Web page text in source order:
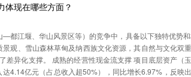
体现在哪些方面？
都江堰、华山风景区等）的竞争中，具备以下独特优势和
观、雪山森林草甸及纳西族文化资源，其自然与文化双
异化支撑。 ‌成熟的经营性现金流支撑‌ 项目底层资产（玉
4.14亿元（占总收入超50%），同比增长6.97%，反映